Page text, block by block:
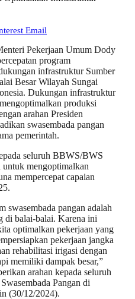
Email
Pekerjaan Umum Dody
program
infrastruktur Sumber
Besar Wilayah Sungai
Dukungan infrastruktur
produksi
arahan Presiden
swasembada pangan
pemerintah.
seluruh BBWS/BWS
untuk mengoptimalkan
mempercepat capaian
swasembada pangan adalah
di balai-balai. Karena ini
optimalkan pekerjaan yang
pekerjaan jangka
rehabilitasi irigasi dengan
memiliki dampak besar,”
arahan kepada seluruh
Pangan di
(30/12/2024).